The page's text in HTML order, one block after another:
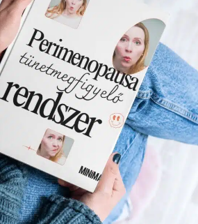
kalandozni és jógázni hívja a
tavunk mindkét partjára.
helyszínt és programlehetőséget
biztosan mindenki fedez fel
kapcsolódik ide a jóga?
ötletgazdája, több mint három éve
amivel a mai napig az a célja,
fiatalabb korban találkozzanak a